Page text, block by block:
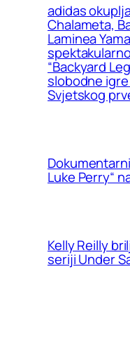
adidas
Chalameta,
Laminea
“Backyard
slobodne igre
Svjetskog
Luke Perry“
Kelly Reilly
seriji Under